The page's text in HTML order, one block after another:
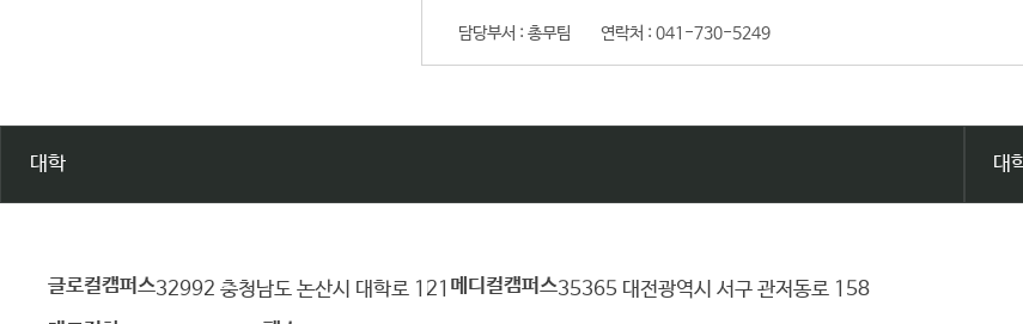
담당부서 : 총무팀 연락처 : 041-730-5249
대학
건글로컬캠퍼스 32992 충청남도 논산시 대학로 121 메디컬캠퍼스 35365 대전광역시 서구 관저동로 158